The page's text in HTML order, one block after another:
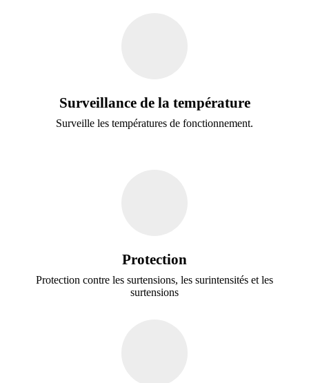
Surveillance de la température
Surveille les températures de fonctionnement.
Protection
Protection contre les surtensions, les surintensités et les
surtensions